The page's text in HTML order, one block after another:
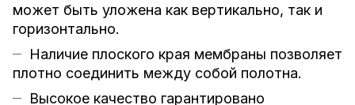
может быть уложена как вертикально, так и
горизонтально.
Наличие плоского края мембраны позволяет
плотно соединить между собой полотна.
Высокое качество гарантировано